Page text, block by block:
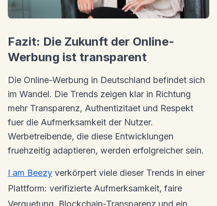
Fazit: Die Zukunft der Online-
Werbung ist transparent
Die Online-Werbung in Deutschland befindet sich
im Wandel. Die Trends zeigen klar in Richtung
mehr Transparenz, Authentizitaet und Respekt
fuer die Aufmerksamkeit der Nutzer.
Werbetreibende, die diese Entwicklungen
fruehzeitig adaptieren, werden erfolgreicher sein.
I am Beezy verkörpert viele dieser Trends in einer
Plattform: verifizierte Aufmerksamkeit, faire
Verguetung, Blockchain-Transparenz und ein